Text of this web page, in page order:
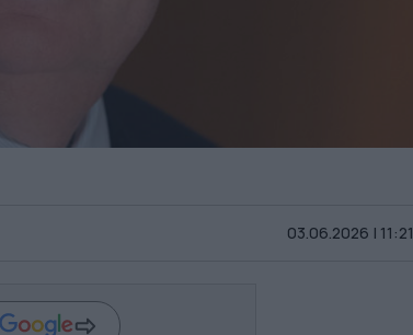
03.06.2026 | 11:21